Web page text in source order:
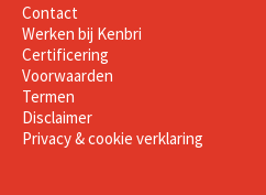
Contact
Werken bij Kenbri
Certificering
Voorwaarden
Termen
Disclaimer
Privacy & cookie verklaring